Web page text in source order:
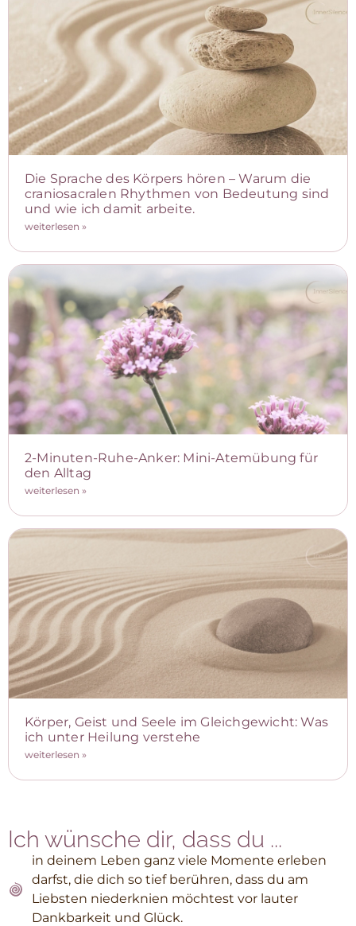
Die Sprache des Körpers hören – Warum die
craniosacralen Rhythmen von Bedeutung sind
und wie ich damit arbeite.
weiterlesen »
2-Minuten-Ruhe-Anker: Mini-Atemübung für
den Alltag
weiterlesen »
Körper, Geist und Seele im Gleichgewicht: Was
ich unter Heilung verstehe
weiterlesen »
Ich wünsche dir, dass du ...
in deinem Leben ganz viele Momente erleben
darfst, die dich so tief berühren, dass du am
Liebsten niederknien möchtest vor lauter
Dankbarkeit und Glück.